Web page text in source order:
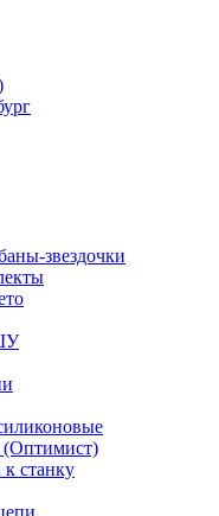
звездочки
станку